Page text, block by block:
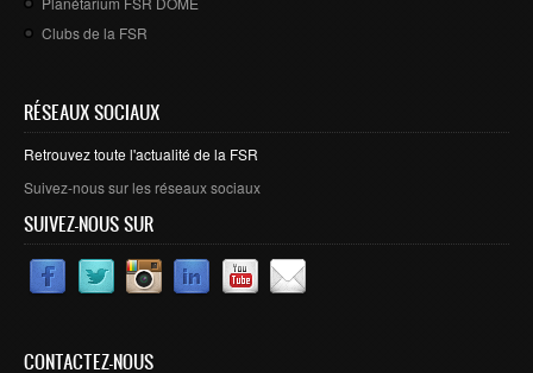
Clubs de la FSR
RÉSEAUX SOCIAUX
Retrouvez toute l'actualité de la FSR
Suivez-nous sur les réseaux sociaux
SUIVEZ-NOUS SUR
CONTACTEZ-NOUS